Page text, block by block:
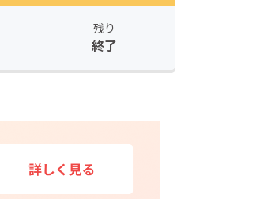
残り
終了